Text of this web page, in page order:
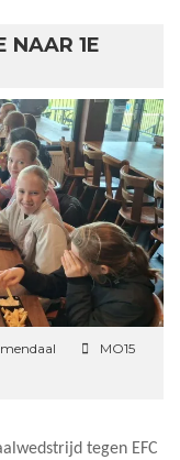
NAAR 1E
MO15
tegen EFC